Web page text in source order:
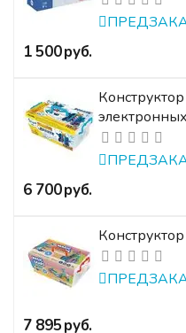
‍1 500‍руб.
‍6 700‍руб.
‍7 895‍руб.